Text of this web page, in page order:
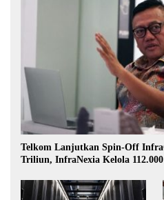
Telkom Lanjutkan Spin-Off
Triliun, InfraNexia Kelola